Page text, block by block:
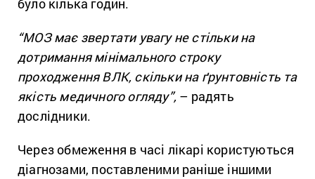
було кілька годин.
“МОЗ має звертати увагу не стільки на
дотримання мінімального строку
проходження ВЛК, скільки на ґрунтовність та
якість медичного огляду”, – радять
дослідники.
Через обмеження в часі лікарі користуються
діагнозами, поставленими раніше іншими